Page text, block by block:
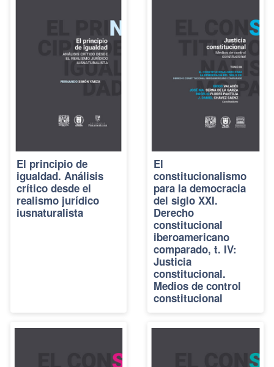
El principio de
igualdad. Análisis
crítico desde el
realismo jurídico
iusnaturalista
El
constitucionalismo
para la democracia
del siglo XXI.
Derecho
constitucional
iberoamericano
comparado, t. IV:
Justicia
constitucional.
Medios de control
constitucional